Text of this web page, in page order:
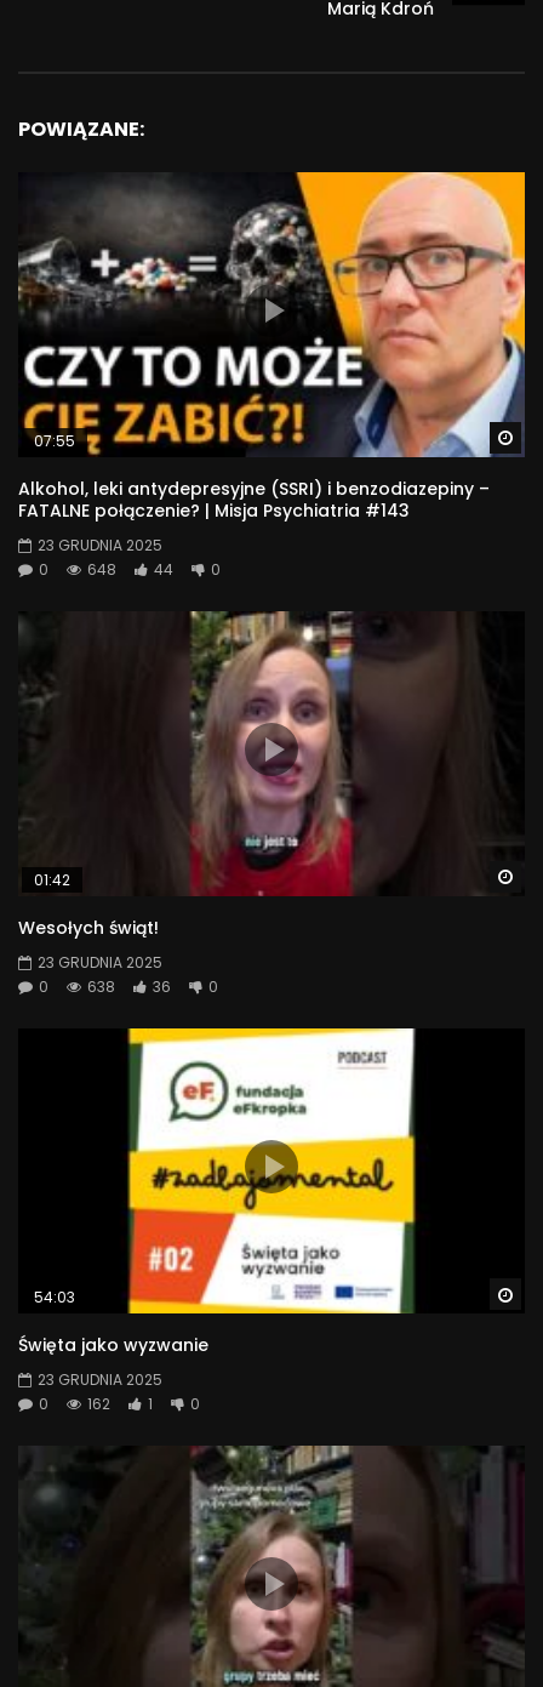
Marią Kdroń
POWIĄZANE:
07:55
Alkohol, leki antydepresyjne (SSRI) i benzodiazepiny –
FATALNE połączenie? | Misja Psychiatria #143
23 GRUDNIA 2025
0
648 44 0
01:42
Wesołych świąt!
23 GRUDNIA 2025
0
638 36 0
54:03
Święta jako wyzwanie
23 GRUDNIA 2025
0
162 1 0